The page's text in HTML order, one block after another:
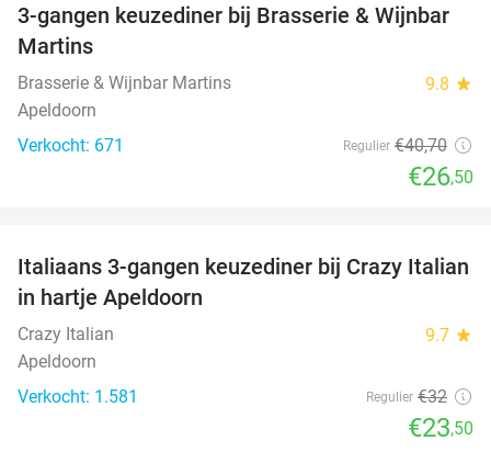
35%
3-gangen keuzediner bij Brasserie & Wijnbar
Martins
Brasserie & Wijnbar Martins 9.8 star
Apeldoorn
Verkocht: 671
Regulier €40,70
€26,50
27%
Italiaans 3-gangen keuzediner bij Crazy Italian
in hartje Apeldoorn
Crazy Italian 9.7 star
Apeldoorn
Verkocht: 1.581
Regulier €32
€23,50